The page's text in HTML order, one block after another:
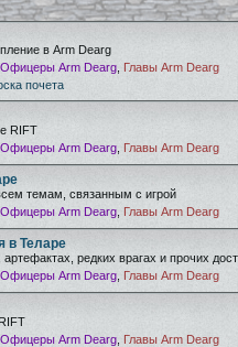
в Arm Dearg
Офицеры Arm Dearg Главы Arm Dearg
почета
RIFT
Офицеры Arm Dearg Главы Arm Dearg
темам, связанным с игрой
Офицеры Arm Dearg Главы Arm Dearg
в Теларе
артефактах, редких врагах и прочих
Офицеры Arm Dearg Главы Arm Dearg
Офицеры Arm Dearg Главы Arm Dearg